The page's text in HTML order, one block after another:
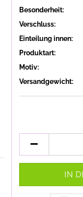
Besonderheit:
Verschluss:
Einteilung innen:
Produktart:
Motiv:
Versandgewicht: